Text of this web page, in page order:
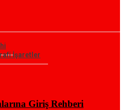
İşaretler
Giriş Rehberi